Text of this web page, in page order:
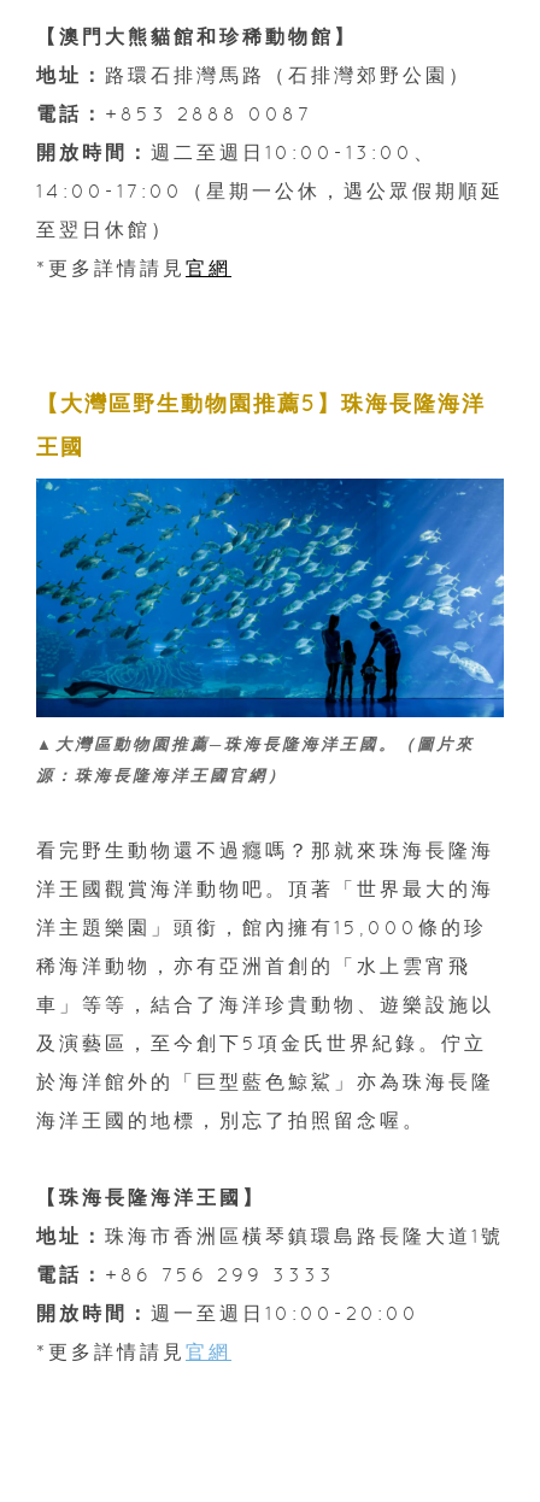
【澳門大熊貓館和珍稀動物館】
地址： 路環石排灣馬路（石排灣郊野公園）
電話： +853 2888 0087
開放時間： 週二至週日10:00-13:00、
14:00-17:00（星期一公休，遇公眾假期順延
至翌日休館）
*更多詳情請見 官網
【大灣區野生動物園推薦5】珠海長隆海洋
王國
▲大灣區動物園推薦─珠海長隆海洋王國。（圖片來
源：珠海長隆海洋王國官網）
看完野生動物還不過癮嗎？那就來珠海長隆海
洋王國觀賞海洋動物吧。頂著「世界最大的海
洋主題樂園」頭銜，館內擁有15,000條的珍
稀海洋動物，亦有亞洲首創的「水上雲宵飛
車」等等，結合了海洋珍貴動物、遊樂設施以
及演藝區，至今創下5項金氏世界紀錄。佇立
於海洋館外的「巨型藍色鯨鯊」亦為珠海長隆
海洋王國的地標，別忘了拍照留念喔。
【珠海長隆海洋王國】
地址： 珠海市香洲區橫琴鎮環島路長隆大道1號
電話： +86 756 299 3333
開放時間： 週一至週日10:00-20:00
*更多詳情請見 官網